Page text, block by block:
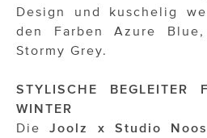
Design und kuschelig
den Farben Azure
Stormy Grey.
STYLISCHE BEGLEITER
WINTER
Die
Joolz x Studio